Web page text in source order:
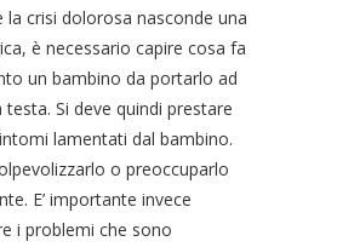
la crisi dolorosa nasconde una
è necessario capire cosa fa
un bambino da portarlo ad
Si deve quindi prestare
lamentati dal bambino.
o preoccuparlo
E’ importante invece
i problemi che sono